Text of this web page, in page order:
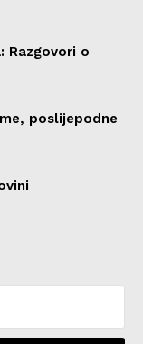
Razgovori o
poslijepodne